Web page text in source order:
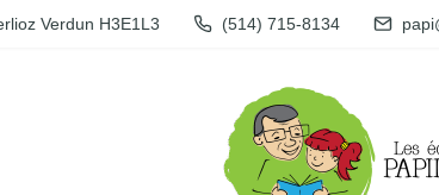
Verdun H3E1L3 (514) 715-8134